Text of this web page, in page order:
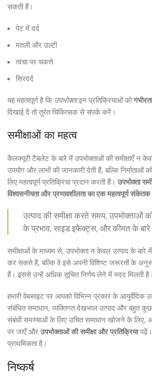
सकती हैं।
पेट में दर्द
मतली और उल्टी
त्वचा पर चकत्ते
सिरदर्द
यह महत्वपूर्ण है कि उपभोक्ताइन प्रतिक्रियाओं को
दिखाई दें तो तुरंत चिकित्सक से संपर्क करें।
समीक्षाओं का महत्व
कैलक्यूरी टैबलेट के बारे में उपभोक्ताओं की समीक्षाएँ न
उपयोग और लाभों की जानकारी देती हैं, बल्कि निर्माताओं
लिए महत्वपूर्ण प्रतिक्रिया प्रदान करती हैं। उपभोक्ता
विश्वसनीयता और प्रभावशीलता का एक महत्वपूर्ण संकेतक
उत्पाद की समीक्षा करते समय, उपभोक्ताओं
के प्रभाव, साइड इफेक्ट्स, और कीमत के बारे
समीक्षाओं के माध्यम से, उपभोक्ता न केवल उत्पाद के बारे में
कर सकते हैं, बल्कि वे इसे अपनी विशिष्ट जरूरतों के
हैं। इससे उन्हें अधिक सूचित निर्णय लेने में मदद मिलती है।
हमारी वेबसाइट पर आपको विभिन्न प्रकार के आयुर्वेदिक
संबंधित समाधान, व्यक्तिगत देखभाल उत्पाद और बहुत
संबंधी समस्याओं के लिए उचित समाधान खोजने के लिए,
पर जाएँ औरउपभोक्ताओं की समीक्षा और प्रतिक्रियापढ़ें।
प्राथमिकता है।
निष्कर्ष